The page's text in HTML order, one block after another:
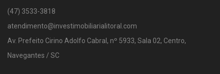
(47) 3533-3818
atendimento@investimobiliarialitoral.com
Av. Prefeito Cirino Adolfo Cabral, nº 5933, Sala 02, Centro,
Navegantes / SC